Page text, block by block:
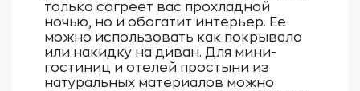
только согреет вас прохладной
ночью, но и обогатит интерьер. Ее
можно использовать как покрывало
или накидку на диван. Для мини-
гостиниц и отелей простыни из
натуральных материалов можно